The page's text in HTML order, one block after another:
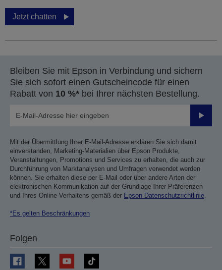
Jetzt chatten
Bleiben Sie mit Epson in Verbindung und sichern
Sie sich sofort einen Gutscheincode für einen
Rabatt von 10 %* bei Ihrer nächsten Bestellung.
Mit der Übermittlung Ihrer E-Mail-Adresse erklären Sie sich damit
einverstanden, Marketing-Materialien über Epson Produkte,
Veranstaltungen, Promotions und Services zu erhalten, die auch zur
Durchführung von Marktanalysen und Umfragen verwendet werden
können. Sie erhalten diese per E-Mail oder über andere Arten der
elektronischen Kommunikation auf der Grundlage Ihrer Präferenzen
und Ihres Online-Verhaltens gemäß der Epson Datenschutzrichtlinie.
*Es gelten Beschränkungen
Folgen